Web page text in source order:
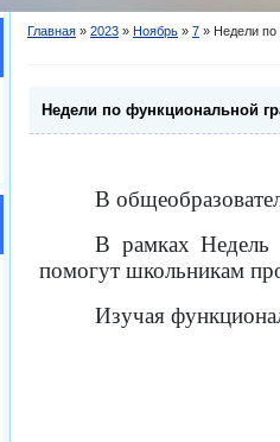
Главная » 2023 » Ноябрь » 7 » Недели по
Недели по функциональной
В
В рамках Недель
помогут школьникам
Изучая